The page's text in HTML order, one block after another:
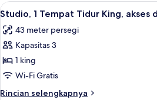
Queen
Lihat
semua
foto
untuk
Studio,
1
Tempat
12
Studio, 1 Tempat Tidur King, akses
43 meter persegi
Kapasitas 3
1 king
Wi-Fi Gratis
Rincian selengkapnya
Rincian